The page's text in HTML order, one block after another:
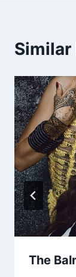
Similar
The